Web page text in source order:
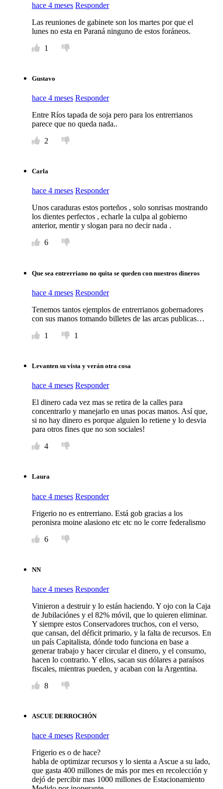
hace 4 meses Responder
Las reuniones de gabinete son los martes por que el
lunes no esta en Paraná ninguno de estos foráneos.
1
Gustavo
hace 4 meses Responder
Entre Ríos tapada de soja pero para los entrerrianos
parece que no queda nada..
2
Carla
hace 4 meses Responder
Unos caraduras estos porteños , solo sonrisas mostrando
los dientes perfectos , echarle la culpa al gobierno
anterior, mentir y slogan para no decir nada .
6
Que sea entrerriano no quita se queden con nuestros dineros
hace 4 meses Responder
Tenemos tantos ejemplos de entrerrianos gobernadores
con sus manos tomando billetes de las arcas publicas…
1
1
Levanten su vista y verán otra cosa
hace 4 meses Responder
El dinero cada vez mas se retira de la calles para
concentrarlo y manejarlo en unas pocas manos. Así que,
si no hay dinero es porque alguien lo retiene y lo desvia
para otros fines que no son sociales!
4
Laura
hace 4 meses Responder
Frigerio no es entrerriano. Está gob gracias a los
peronisra moine alasiono etc etc no le corre federalismo
6
NN
hace 4 meses Responder
Vinieron a destruir y lo están haciendo. Y ojo con la Caja
de Jubilaciónes y el 82% móvil, que lo quieren eliminar.
Y siempre estos Conservadores truchos, con el verso,
que cansan, del déficit primario, y la falta de recursos. En
un país Capitalista, dónde todo funciona en base a
generar trabajo y hacer circular el dinero, y el consumo,
hacen lo contrario. Y ellos, sacan sus dólares a paraísos
fiscales, mientras pueden, y acaban con la Argentina.
8
ASCUE DERROCHÓN
hace 4 meses Responder
Frigerio es o de hace?
habla de optimizar recursos y lo sienta a Ascue a su lado,
que gasta 400 millones de más por mes en recolección y
dejó de percibir mas 1000 millones de Estacionamiento